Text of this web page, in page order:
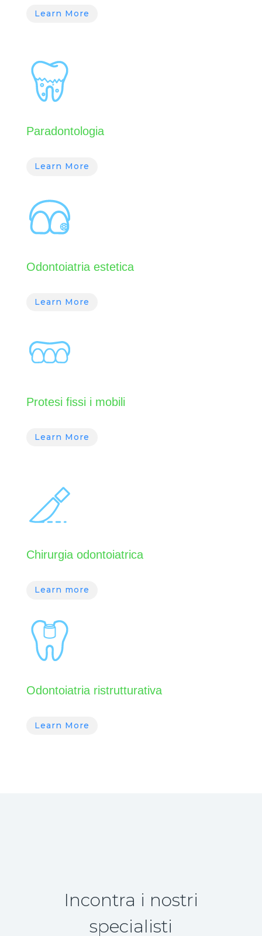
Learn More
Paradontologia
Learn More
Odontoiatria estetica
Learn More
Protesi fissi i mobili
Learn More
Chirurgia odontoiatrica
Learn more
Odontoiatria ristrutturativa
Learn More
Incontra i nostri
specialisti